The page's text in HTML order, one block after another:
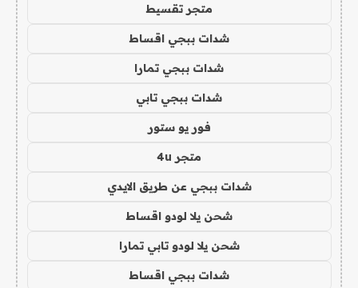
متجر تقسيط
شدات ببجي اقساط
شدات ببجي تمارا
شدات ببجي تابي
فور يو ستور
متجر 4u
شدات ببجي عن طريق الايدي
شحن يلا لودو اقساط
شحن يلا لودو تابي تمارا
شدات ببجي اقساط